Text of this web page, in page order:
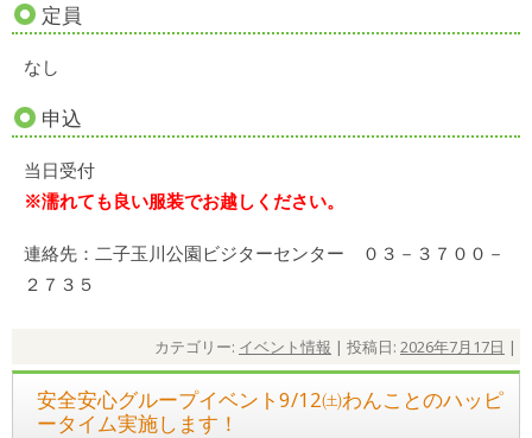
定員
なし
申込
当日受付
※濡れても良い服装でお越しください。
連絡先：二子玉川公園ビジターセンター ０３－３７００－
２７３５
カテゴリー: イベント情報 | 投稿日: 2026年7月17日 |
安全安心グループイベント9/12㈯わんことのハッピ
ータイム実施します！